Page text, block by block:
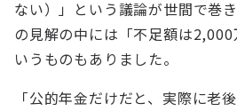
ない）」という議論が世間で巻
の見解の中には「不足額は
いうものもありました。
「公的年金だけだと、実際に老